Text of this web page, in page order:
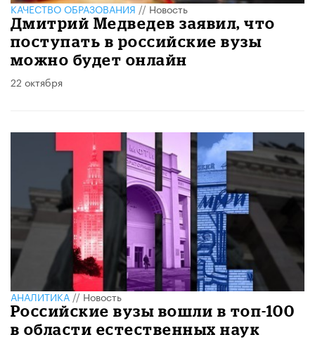
КАЧЕСТВО ОБРАЗОВАНИЯ//Новость
Дмитрий Медведев заявил, что
поступать в российские вузы
можно будет онлайн
22 октября
АНАЛИТИКА//Новость
Российские вузы вошли в топ-100
в области естественных наук